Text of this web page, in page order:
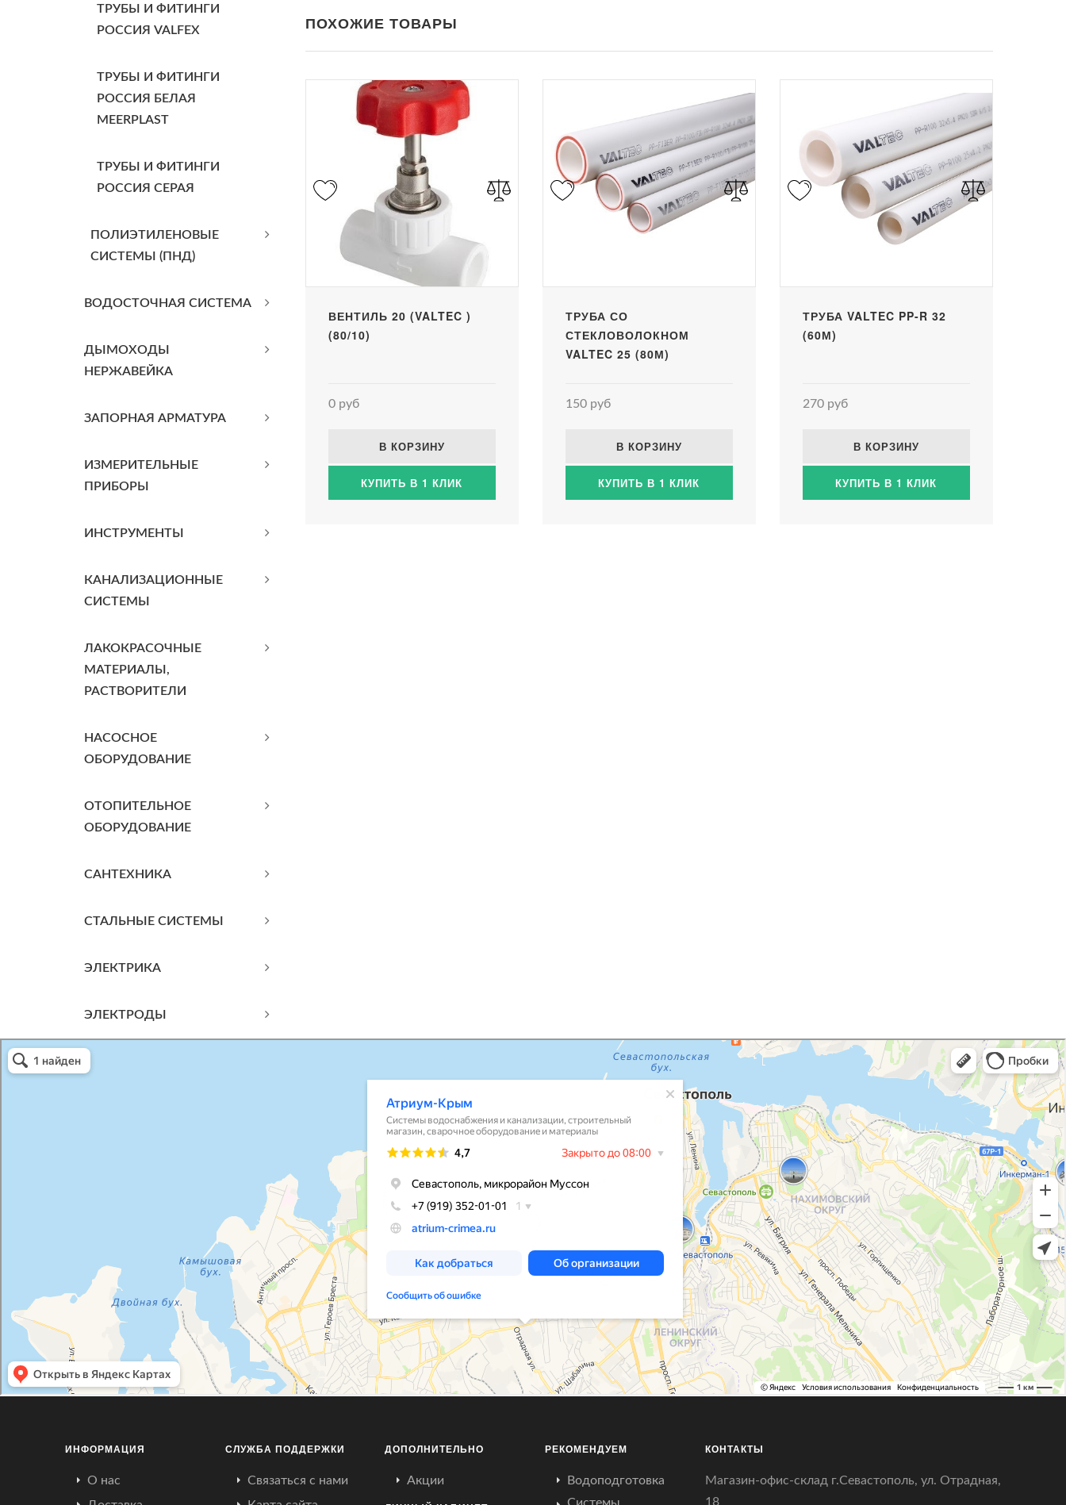
ТРУБЫ И ФИТИНГИ
РОССИЯ VALFEX
ТРУБЫ И ФИТИНГИ
РОССИЯ БЕЛАЯ
MEERPLAST
ТРУБЫ И ФИТИНГИ
РОССИЯ СЕРАЯ
ПОЛИЭТИЛЕНОВЫЕ
СИСТЕМЫ (ПНД)
ВОДОСТОЧНАЯ СИСТЕМА
ДЫМОХОДЫ
НЕРЖАВЕЙКА
ЗАПОРНАЯ АРМАТУРА
ИЗМЕРИТЕЛЬНЫЕ
ПРИБОРЫ
ИНСТРУМЕНТЫ
КАНАЛИЗАЦИОННЫЕ
СИСТЕМЫ
ЛАКОКРАСОЧНЫЕ
МАТЕРИАЛЫ,
РАСТВОРИТЕЛИ
НАСОСНОЕ
ОБОРУДОВАНИЕ
ОТОПИТЕЛЬНОЕ
ОБОРУДОВАНИЕ
САНТЕХНИКА
СТАЛЬНЫЕ СИСТЕМЫ
ЭЛЕКТРИКА
ЭЛЕКТРОДЫ
ПОХОЖИЕ ТОВАРЫ
ВЕНТИЛЬ 20 (VALTEC )
(80/10)
0 руб
В КОРЗИНУ
КУПИТЬ В 1 КЛИК
ТРУБА СО
СТЕКЛОВОЛОКНОМ
VALTEC 25 (80М)
150 руб
В КОРЗИНУ
КУПИТЬ В 1 КЛИК
ТРУБА VALTEC PP-R 32
(60М)
270 руб
В КОРЗИНУ
КУПИТЬ В 1 КЛИК
Атриум-Крым
Системы водоснабжения, отопления, канализации в Севастополе
Снабжение строительных объектов в Севастополе
ИНФОРМАЦИЯ
О нас
СЛУЖБА ПОДДЕРЖКИ
Связаться с нами
ДОПОЛНИТЕЛЬНО
Акции
РЕКОМЕНДУЕМ
Водоподготовка
КОНТАКТЫ
Магазин-офис-склад г.Севастополь, ул. Отрадная,
18